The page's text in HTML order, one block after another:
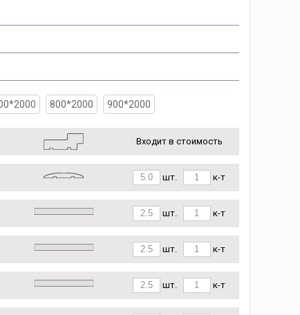
800*2000 900*2000
Входит в стоимость
шт. к-т
шт. к-т
шт. к-т
шт. к-т